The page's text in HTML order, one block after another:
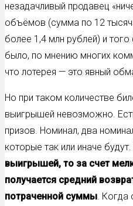
незадачливый продавец
объёмов (сумма по 12
более 1,4 млн рублей) и
было, по мнению многих
что лотерея — это явный
Но при таком количестве
выигрышей невозможно.
призов. Номинал, два
которые так или иначе будут.
выигрышей, то за счет
получается средний
потраченной суммы. Когда